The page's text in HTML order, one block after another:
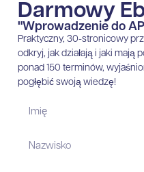
Darmowy
"Wprowadzenie do
Praktyczny, 30-stronicowy
odkryj, jak działają i jaki mają
ponad 150 terminów,
pogłębić swoją wiedzę!